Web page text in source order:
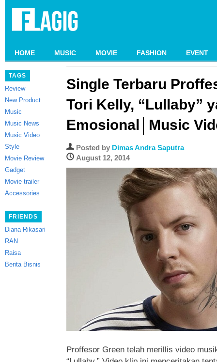
HOME MUSIC MOVIE FASHION EVENT
TAGS
Review
New Product
Music
Music News
Music Video
Style
Movie Review
Gadget
Movie trailer
Accessories
FRIENDS
Diana Rikasari
RAN
Raisa
Berita Bisnis
Single Terbaru
Tori Kelly, “Lullaby”
Emosional│Music
Posted by Dimas Andra Saputra
August 12, 2014
Proffesor Green telah merillis video